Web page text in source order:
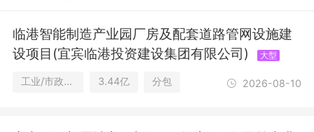
临港智能制造产业园厂房及配套道路管网设施建
设项目(宜宾临港投资建设集团有限公司)
大型
工业/市政公用设施 3.44亿 分包 2026-08-10